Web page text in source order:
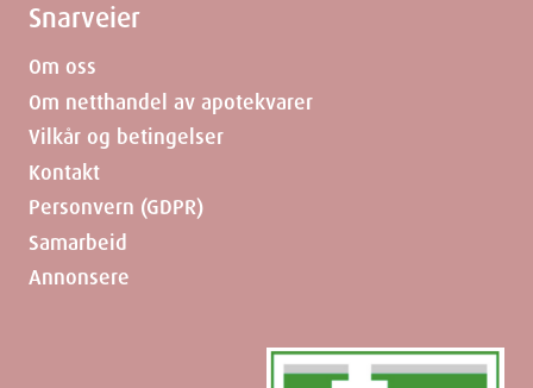
Snarveier
Om oss
Om netthandel av apotekvarer
Vilkår og betingelser
Kontakt
Personvern (GDPR)
Samarbeid
Annonsere